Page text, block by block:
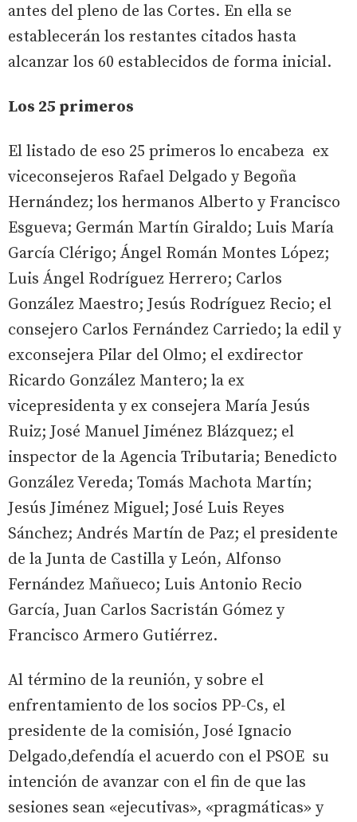
antes del pleno de las Cortes. En ella se
establecerán los restantes citados hasta
alcanzar los 60 establecidos de forma inicial.
Los 25 primeros
El listado de eso 25 primeros lo encabeza ex
viceconsejeros Rafael Delgado y Begoña
Hernández; los hermanos Alberto y Francisco
Esgueva; Germán Martín Giraldo; Luis María
García Clérigo; Ángel Román Montes López;
Luis Ángel Rodríguez Herrero; Carlos
González Maestro; Jesús Rodríguez Recio; el
consejero Carlos Fernández Carriedo; la edil y
exconsejera Pilar del Olmo; el exdirector
Ricardo González Mantero; la ex
vicepresidenta y ex consejera María Jesús
Ruiz; José Manuel Jiménez Blázquez; el
inspector de la Agencia Tributaria; Benedicto
González Vereda; Tomás Machota Martín;
Jesús Jiménez Miguel; José Luis Reyes
Sánchez; Andrés Martín de Paz; el presidente
de la Junta de Castilla y León, Alfonso
Fernández Mañueco; Luis Antonio Recio
García, Juan Carlos Sacristán Gómez y
Francisco Armero Gutiérrez.
Al término de la reunión, y sobre el
enfrentamiento de los socios PP-Cs, el
presidente de la comisión, José Ignacio
Delgado,defendía el acuerdo con el PSOE su
intención de avanzar con el fin de que las
sesiones sean «ejecutivas», «pragmáticas» y